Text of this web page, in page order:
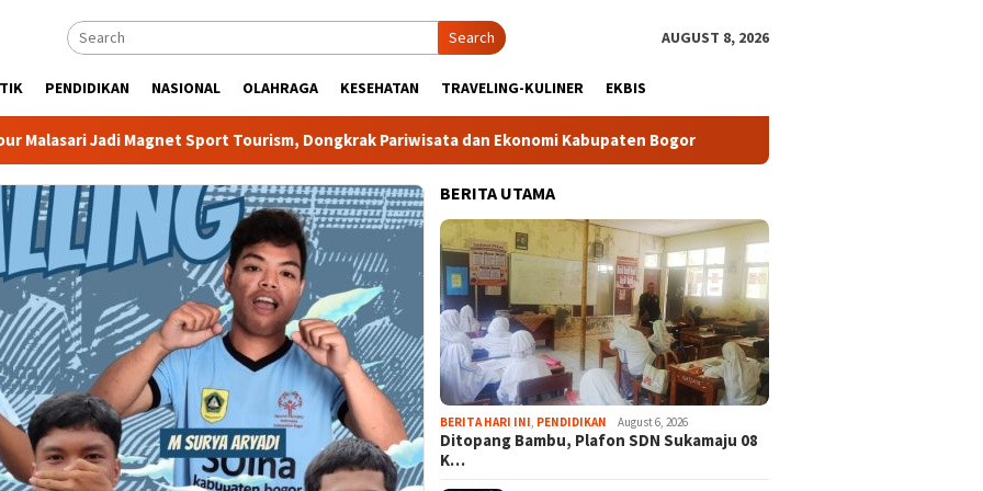
Search AUGUST 8, 2026
PENDIDIKAN NASIONAL OLAHRAGA KESEHATAN TRAVELING-KULINER EKBIS
Jadi Magnet Sport Tourism, Dongkrak Pariwisata dan Ekonomi Kabupaten Bogor Tour Malasari Halimun Salak Kian
BERITA UTAMA
BERITA HARI INI PENDIDIKAN August 6, 2026
Ditopang Bambu, Plafon SDN Sukamaju 08
K…